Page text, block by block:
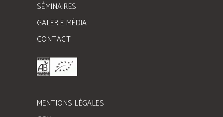
SÉMINAIRES
GALERIE MÉDIA
CONTACT
MENTIONS LÉGALES